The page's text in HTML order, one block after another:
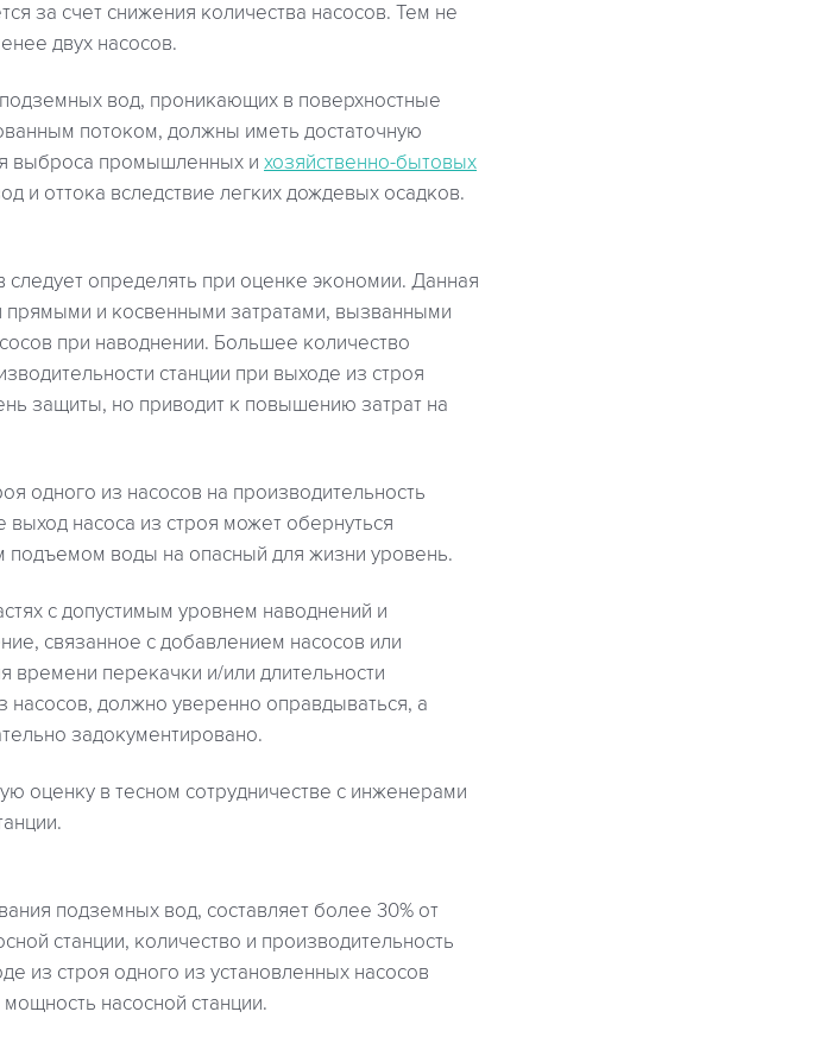
за счет снижения количества насосов. Тем не
двух насосов.
вод, проникающих в поверхностные
потоком, должны иметь достаточную
выброса промышленных и хозяйственно-бытовых
и оттока вследствие легких дождевых осадков.
определять при оценке экономии. Данная
и косвенными затратами, вызванными
при наводнении. Большее количество
станции при выходе из строя
защиты, но приводит к повышению затрат на
одного из насосов на производительность
выход насоса из строя может обернуться
воды на опасный для жизни уровень.
с допустимым уровнем наводнений и
связанное с добавлением насосов или
времени перекачки и/или длительности
насосов, должно уверенно оправдываться, а
задокументировано.
оценку в тесном сотрудничестве с инженерами
подземных вод, составляет более 30% от
станции, количество и производительность
из строя одного из установленных насосов
насосной станции.